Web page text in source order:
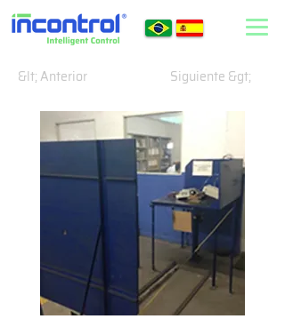
&lt; Anterior Siguiente &gt;